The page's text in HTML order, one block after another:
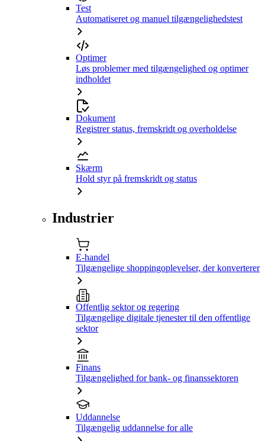
Test
Automatiseret og manuel tilgængelighedstest
Optimer
Løs problemer med tilgængelighed og optimer
indholdet
Dokument
Registrer status, fremskridt og overholdelse
Skærm
Hold styr på fremskridt og status
Industrier
E-handel
Tilgængelige shoppingoplevelser, der konverterer
Offentlig sektor og regering
Tilgængelige digitale tjenester til den offentlige
sektor
Finans
Tilgængelighed for bank- og finanssektoren
Uddannelse
Tilgængelig uddannelse for alle